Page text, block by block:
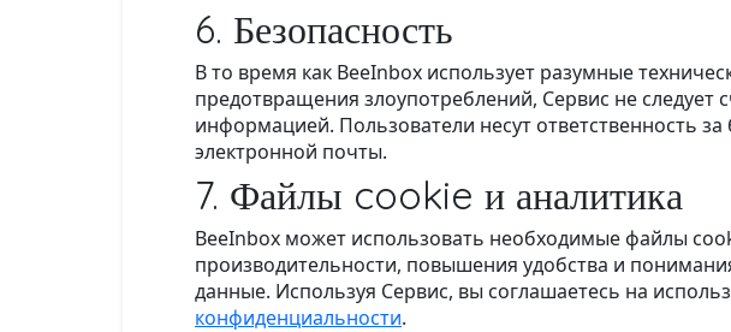
6. Безопасность
В то время как BeeInbox использует разумные
предотвращения злоупотреблений, Сервис не
информацией. Пользователи несут ответственность
электронной почты.
7. Файлы cookie и аналитика
BeeInbox может использовать необходимые файлы
производительности, повышения удобства и
данные. Используя Сервис, вы соглашаетесь на
конфиденциальности.